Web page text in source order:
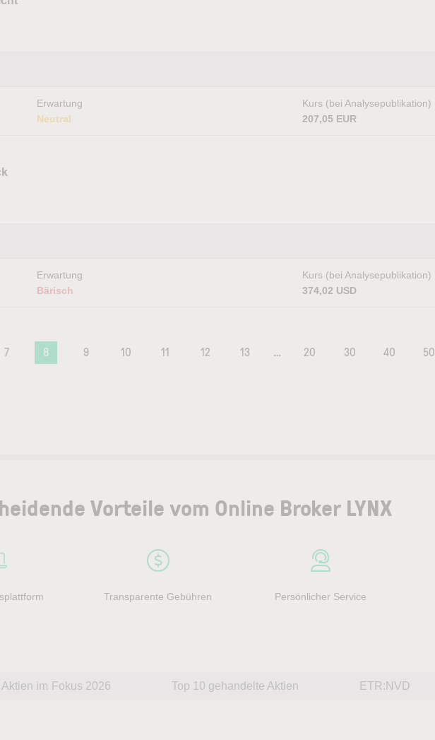
Erwartung
Neutral
Kurs (bei Analysepublikation)
207,05 EUR
Erwartung
Bärisch
Kurs (bei Analysepublikation)
374,02 USD
7 8 9 10 11 12 13 … 20 30 40 50
Vorteile vom Online Broker LYNX
Transparente Gebühren Persönlicher Service
Aktien im Fokus 2026 Top 10 gehandelte Aktien ETR:NVD